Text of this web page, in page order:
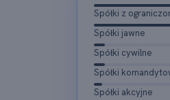
Spółki z
Spółki jawne
Spółki cywilne
Spółki
Spółki akcyjne